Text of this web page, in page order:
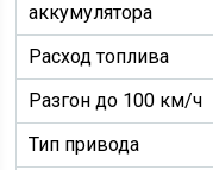
аккумулятора
Расход топлива
Разгон до 100 км/ч
Тип привода